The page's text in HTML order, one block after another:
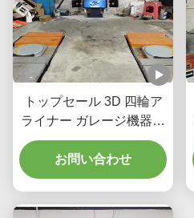
トップセール 3D 四輪ア
ライナー ガレージ機器ア
ライナメントマシン 車輪
アライナメント修理マシ
ン
お問い合わせ